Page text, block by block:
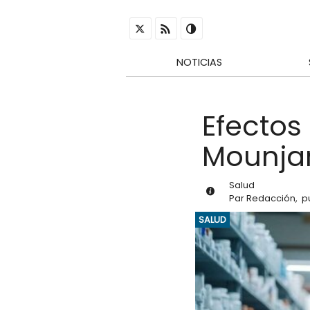
NOTICIAS
Salud
ParRedacción,
SALUD